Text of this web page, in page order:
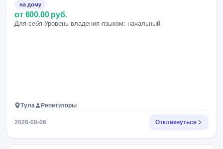
на дому
от 600.00 руб.
Для себя Уровень владения языком: начальный
Тула Репетиторы
2026-08-06 Откликнуться